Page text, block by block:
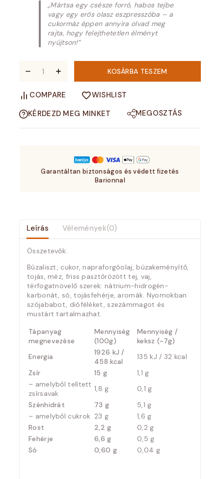
„Mártsa egy csésze forró, habos tejbe
vagy egy erős olasz eszpresszóba – a
cukormáz éppen annyira olvad meg
rajta, hogy felejthetetlen élményt
nyújtson!”
KOSÁRBA TESZEM
COMPARE
WISHLIST
KÉRDEZD MEG MINKET
MEGOSZTÁS
Garantáltan biztonságos és védett fizetés
Barionnal
Leírás Vélemények(0)
Összetevők:
Búzaliszt, cukor, napraforgóolaj, búzakeményítő,
tojás, méz, friss pasztőrözött tej, vaj,
térfogatnövelő szerek: nátrium-hidrogén-
karbonát, só, tojásfehérje, aromák. Nyomokban
szójababot, dióféléket, szezámmagot és
mustárt tartalmazhat.
Tápanyag
megnevezése
Mennyiség
(100g)
Mennyiség /
keksz (~7g)
Energia
1926 kJ /
458 kcal
135 kJ / 32 kcal
Zsír
15 g
1,1 g
– amelyből telített
zsírsavak
1,8 g
0,1 g
Szénhidrát
73 g
5,1 g
– amelyből cukrok 23 g
1,6 g
Rost
2,2 g
0,2 g
Fehérje
6,6 g
0,5 g
Só
0,60 g 0,04 g